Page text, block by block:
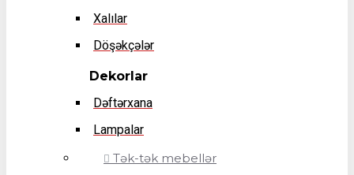
Xalılar
Döşəkçələr
Dekorlar
Dəftərxana
Lampalar
Tək-tək mebellər